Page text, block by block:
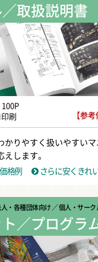
取扱説明書
刷
【参
かりやすく扱いやすいマ
えします。
格例 さらに安くきれ
人・各種団体向け ／ 個人・サーク
／プログラ